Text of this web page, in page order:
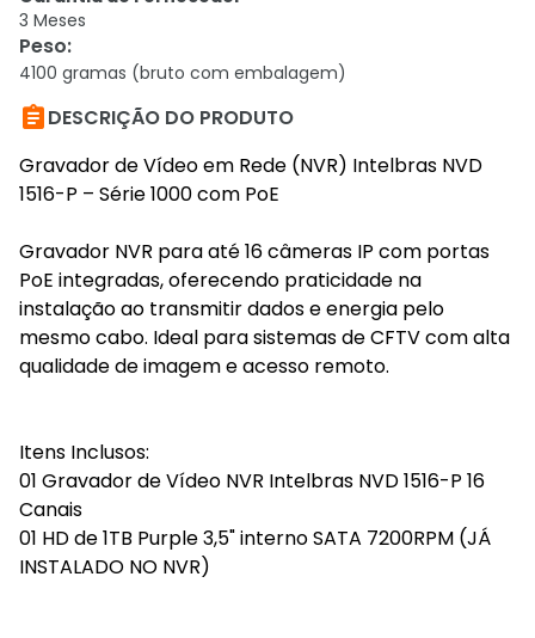
3 Meses
Peso:
4100 gramas (bruto com embalagem)
DESCRIÇÃO DO PRODUTO
Gravador de Vídeo em Rede (NVR) Intelbras NVD
1516-P – Série 1000 com PoE
Gravador NVR para até 16 câmeras IP com portas
PoE integradas, oferecendo praticidade na
instalação ao transmitir dados e energia pelo
mesmo cabo. Ideal para sistemas de CFTV com alta
qualidade de imagem e acesso remoto.
Itens Inclusos:
01 Gravador de Vídeo NVR Intelbras NVD 1516-P 16
Canais
01 HD de 1TB Purple 3,5" interno SATA 7200RPM (JÁ
INSTALADO NO NVR)